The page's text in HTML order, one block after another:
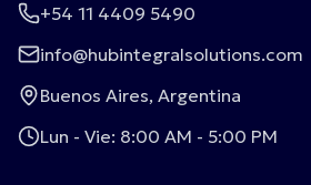
+54 11 4409 5490
info@hubintegralsolutions.com
Buenos Aires, Argentina
Lun - Vie: 8:00 AM - 5:00 PM